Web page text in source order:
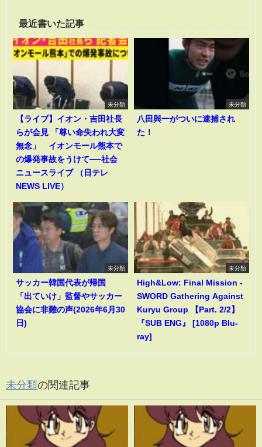
最近書いた記事
未分類
【ライブ】イオン・吉田社長
らが会見 「尊い命失われ大変
無念」 イオンモール熊本で
の爆発事故をうけて──社会
ニュースライブ （日テレ
NEWS LIVE）
未分類
八田與一がついに逮捕され
た！
未分類
サッカー韓国代表が帰国
「出ていけ」監督やサッカー
協会に非難の声(2026年6月30
日)
未分類
High&Low: Final Mission -
SWORD Gathering Against
Kuryu Group 【Part. 2/2】
『SUB ENG』 [1080p Blu-
ray]
未分類の関連記事